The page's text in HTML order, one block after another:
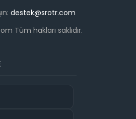
destek@srotr.com
Tüm hakları saklıdır.